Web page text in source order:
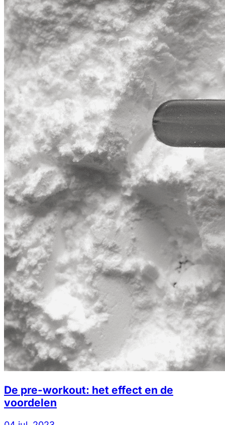
De pre-workout: het effect en de
voordelen